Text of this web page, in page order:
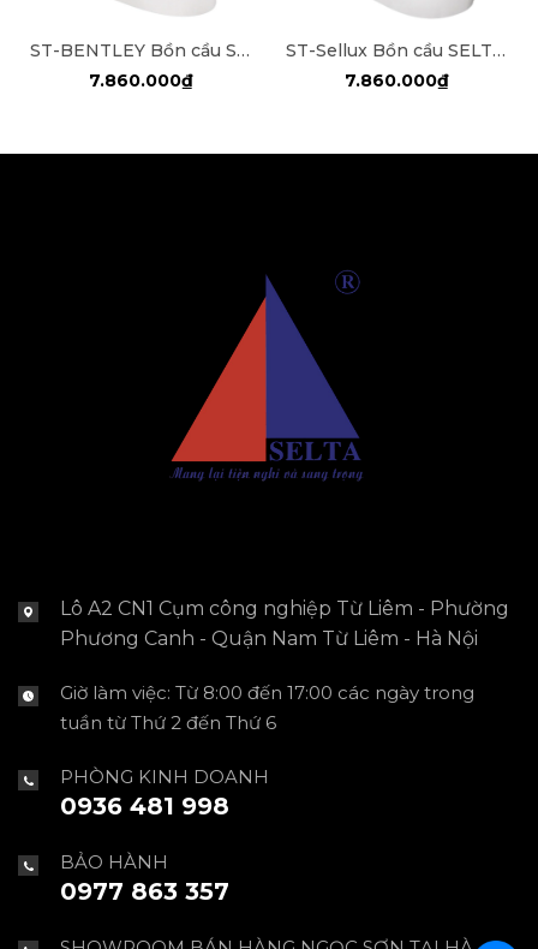
ST-BENTLEY Bồn cầu SELTA liền khối
7.860.000₫
ST-Sellux Bồn cầu SELTA liền khối
7.860.000₫
Lô A2 CN1 Cụm công nghiệp Từ Liêm - Phường
Phương Canh - Quận Nam Từ Liêm - Hà Nội
Giờ làm việc: Từ 8:00 đến 17:00 các ngày trong
tuần từ Thứ 2 đến Thứ 6
PHÒNG KINH DOANH
0936 481 998
BẢO HÀNH
0977 863 357